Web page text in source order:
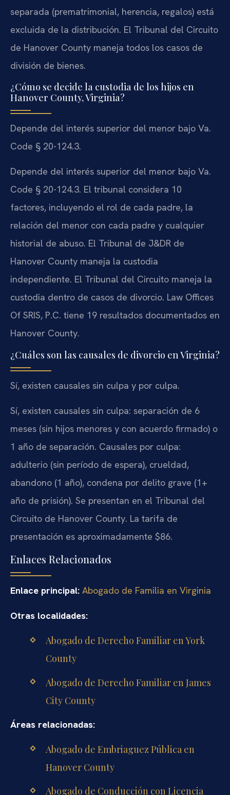
separada (prematrimonial, herencia, regalos) está
excluida de la distribución. El Tribunal del Circuito
de Hanover County maneja todos los casos de
división de bienes.
¿Cómo se decide la custodia de los hijos en
Hanover County, Virginia?
Depende del interés superior del menor bajo Va.
Code § 20-124.3.
Depende del interés superior del menor bajo Va.
Code § 20-124.3. El tribunal considera 10
factores, incluyendo el rol de cada padre, la
relación del menor con cada padre y cualquier
historial de abuso. El Tribunal de J&DR de
Hanover County maneja la custodia
independiente. El Tribunal del Circuito maneja la
custodia dentro de casos de divorcio. Law Offices
Of SRIS, P.C. tiene 19 resultados documentados en
Hanover County.
¿Cuáles son las causales de divorcio en Virginia?
Sí, existen causales sin culpa y por culpa.
Sí, existen causales sin culpa: separación de 6
meses (sin hijos menores y con acuerdo firmado) o
1 año de separación. Causales por culpa:
adulterio (sin período de espera), crueldad,
abandono (1 año), condena por delito grave (1+
año de prisión). Se presentan en el Tribunal del
Circuito de Hanover County. La tarifa de
presentación es aproximadamente $86.
Enlaces Relacionados
Enlace principal: Abogado de Familia en Virginia
Otras localidades:
Abogado de Derecho Familiar en York
County
Abogado de Derecho Familiar en James
City County
Áreas relacionadas:
Abogado de Embriaguez Pública en
Hanover County
Abogado de Conducción con Licencia